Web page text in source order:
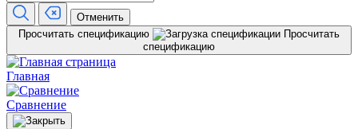
Отменить
Просчитать спецификацию
Просчитать
спецификацию
Главная
Сравнение